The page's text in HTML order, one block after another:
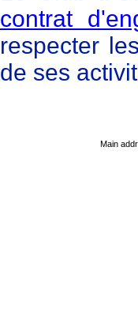
contrat
respecter
de ses
Main